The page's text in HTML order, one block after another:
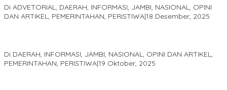
Di ADVETORIAL, DAERAH, INFORMASI, JAMBI, NASIONAL, OPINI
DAN ARTIKEL, PEMERINTAHAN, PERISTIWA|18 Desember, 2025
Di DAERAH, INFORMASI, JAMBI, NASIONAL, OPINI DAN ARTIKEL,
PEMERINTAHAN, PERISTIWA|19 Oktober, 2025